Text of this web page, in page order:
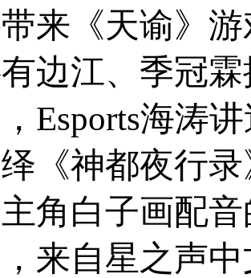
来《天谕》
边江、季冠
Esports海涛
《神都夜行
角白子画配
来自星之声